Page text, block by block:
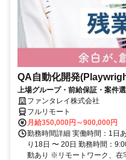
QA自動化開発
上場グループ・前給保証・案件
ファンタレイ株式会社
フルリモート
月給350,000円～900,000円
勤務時間詳細 実働時間：1日
り18日 〜 20日 勤務時間：
動あり ※リモートワーク、在